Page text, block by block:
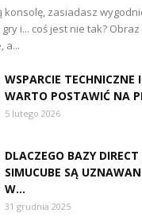
konsolę, zasiadasz
i... coś jest nie tak?
a...
WSPARCIE TECHNICZNE
WARTO POSTAWIĆ NA
5 lutego 2026
DLACZEGO BAZY DIRECT
SIMUCUBE SĄ
W...
31 grudnia 2025